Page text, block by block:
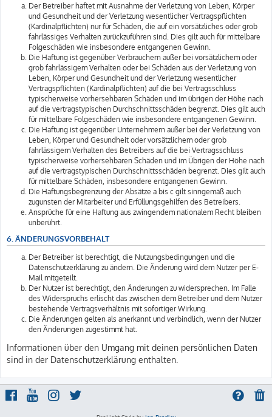
Der Betreiber haftet mit Ausnahme der Verletzung von Leben, Körper
und Gesundheit und der Verletzung wesentlicher Vertragspflichten
(Kardinalpflichten) nur für Schäden, die auf ein vorsätzliches oder grob
fahrlässiges Verhalten zurückzuführen sind. Dies gilt auch für mittelbare
Folgeschäden wie insbesondere entgangenen Gewinn.
Die Haftung ist gegenüber Verbrauchern außer bei vorsätzlichem oder
grob fahrlässigem Verhalten oder bei Schäden aus der Verletzung von
Leben, Körper und Gesundheit und der Verletzung wesentlicher
Vertragspflichten (Kardinalpflichten) auf die bei Vertragsschluss
typischerweise vorhersehbaren Schäden und im übrigen der Höhe nach
auf die vertragstypischen Durchschnittsschäden begrenzt. Dies gilt auch
für mittelbare Folgeschäden wie insbesondere entgangenen Gewinn.
Die Haftung ist gegenüber Unternehmern außer bei der Verletzung von
Leben, Körper und Gesundheit oder vorsätzlichem oder grob
fahrlässigem Verhalten des Betreibers auf die bei Vertragsschluss
typischerweise vorhersehbaren Schäden und im Übrigen der Höhe nach
auf die vertragstypischen Durchschnittsschäden begrenzt. Dies gilt auch
für mittelbare Schäden, insbesondere entgangenen Gewinn.
Die Haftungsbegrenzung der Absätze a bis c gilt sinngemäß auch
zugunsten der Mitarbeiter und Erfüllungsgehilfen des Betreibers.
Ansprüche für eine Haftung aus zwingendem nationalem Recht bleiben
unberührt.
6. ÄNDERUNGSVORBEHALT
Der Betreiber ist berechtigt, die Nutzungsbedingungen und die
Datenschutzerklärung zu ändern. Die Änderung wird dem Nutzer per E-
Mail mitgeteilt.
Der Nutzer ist berechtigt, den Änderungen zu widersprechen. Im Falle
des Widerspruchs erlischt das zwischen dem Betreiber und dem Nutzer
bestehende Vertragsverhältnis mit sofortiger Wirkung.
Die Änderungen gelten als anerkannt und verbindlich, wenn der Nutzer
den Änderungen zugestimmt hat.
Informationen über den Umgang mit deinen persönlichen Daten
sind in der Datenschutzerklärung enthalten.